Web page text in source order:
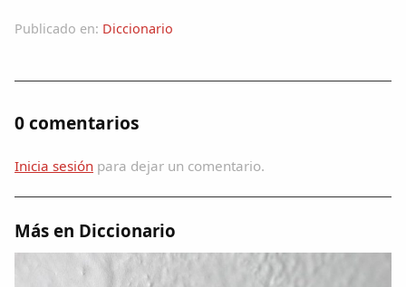
Diccionario
Traductor
Cancionero Local
Publicado en: Diccionario
0 comentarios
Inicia sesión para dejar un comentario.
Más en Diccionario